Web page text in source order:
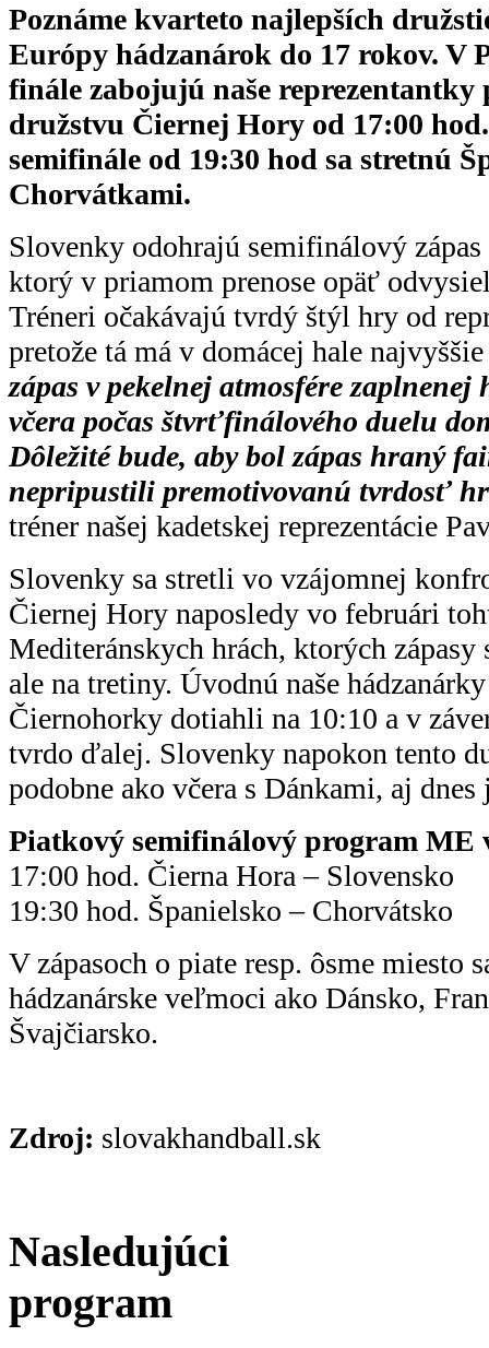
Poznáme kvarteto najlepších
Európy hádzanárok do 17 rokov. V
finále zabojujú naše reprezentantky
družstvu Čiernej Hory od 17:00
semifinále od 19:30 hod sa stretnú
Chorvátkami.
Slovenky odohrajú semifinálový
ktorý v priamom prenose opäť
Tréneri očakávajú tvrdý štýl hry od
pretože tá má v domácej hale
zápas v pekelnej atmosfére zaplnenej
včera počas štvrťfinálového duelu
Dôležité bude, aby bol zápas hraný
nepripustili premotivovanú tvrdosť
tréner našej kadetskej reprezentácie
Slovenky sa stretli vo vzájomnej
Čiernej Hory naposledy vo februári
Mediteránskych hrách, ktorých zápasy
ale na tretiny. Úvodnú naše
Čiernohorky dotiahli na 10:10 a v
tvrdo ďalej. Slovenky napokon tento
podobne ako včera s Dánkami, aj
Piatkový semifinálový program ME
17:00 hod. Čierna Hora – Slovensko
19:30 hod. Španielsko – Chorvátsko
V zápasoch o piate resp. ôsme miesto
hádzanárske veľmoci ako Dánsko,
Švajčiarsko.
Zdroj: slovakhandball.sk
Nasledujúci
program